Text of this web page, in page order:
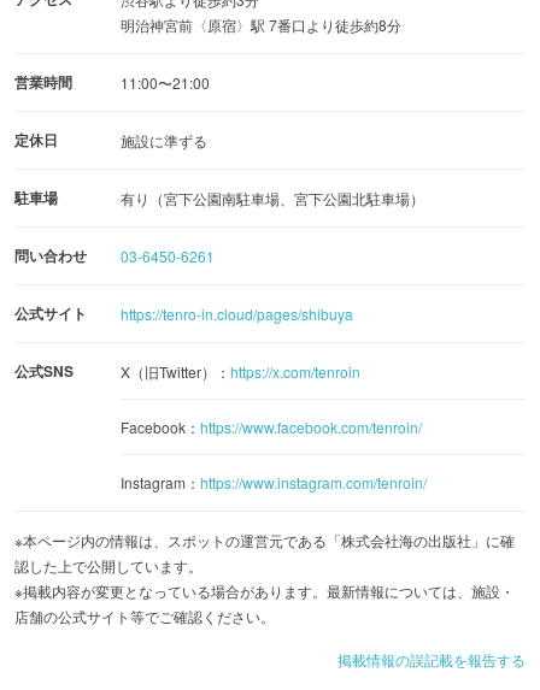
座席はテラス席を含めて45席。食事やお茶を楽しんだり、
買ったばかりの本を読んでみたり、作業や勉強をしたり
明治神宮前〈原宿〉駅 7番口より徒歩約8分
営業時間 11:00〜21:00
定休日 施設に準ずる
駐車場 有り（宮下公園南駐車場、宮下公園北駐車場）
問い合わせ 03-6450-6261
公式サイト https://tenro-in.cloud/pages/shibuya
公式SNS X（旧Twitter）： https://x.com/tenroin
Facebook： https://www.facebook.com/tenroin/
Instagram： https://www.instagram.com/tenroin/
※本ページ内の情報は、スポットの運営元である「株式会社海の出版社」に確
認した上で公開しています。
※掲載内容が変更となっている場合があります。最新情報については、施設・
店舗の公式サイト等でご確認ください。
掲載情報の誤記載を報告する